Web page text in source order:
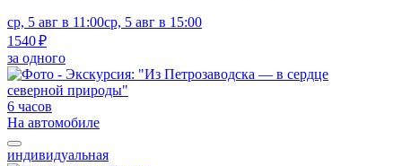
ср, 5 авг в 11:00ср, 5 авг в 15:00
1540 ₽
за одного
6 часов
На автомобиле
индивидуальная